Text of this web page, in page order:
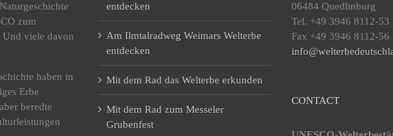
zum
viele davon
haben in
Erbe
beredte
entdecken
Am Ilmtalradweg Weimars Welterbe
entdecken
Mit dem Rad das Welterbe erkunden
Mit dem Rad zum Messeler
Grubenfest
06484 Quedlinburg
Tel. +49 3946 8112-53
Fax +49 3946 8112-56
CONTACT